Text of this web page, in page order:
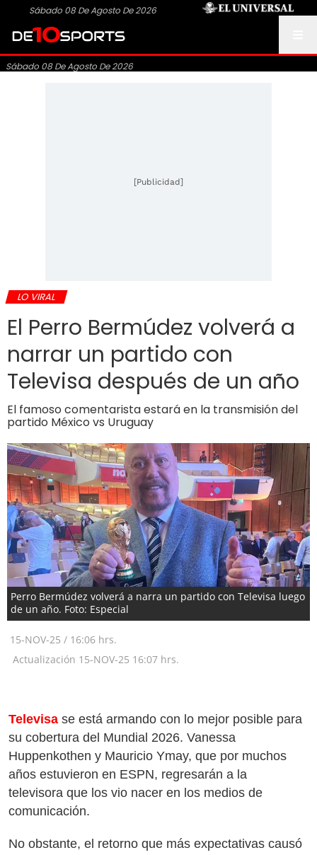
Sábado 08 De Agosto De 2026
Sábado 08 De Agosto De 2026
[Publicidad]
LO VIRAL
El Perro Bermúdez volverá a
narrar un partido con
Televisa después de un año
El famoso comentarista estará en la transmisión del
partido México vs Uruguay
Perro Bermúdez volverá a narra un partido con Televisa luego
de un año. Foto: Especial
15-NOV-25 / 16:06 hrs.
Actualización 15-NOV-25 16:07 hrs.
Televisa se está armando con lo mejor posible para
su cobertura del Mundial 2026. Vanessa
Huppenkothen y Mauricio Ymay, que por muchos
años estuvieron en ESPN, regresarán a la
televisora que los vio nacer en los medios de
comunicación.
No obstante, el retorno que más expectativas causó